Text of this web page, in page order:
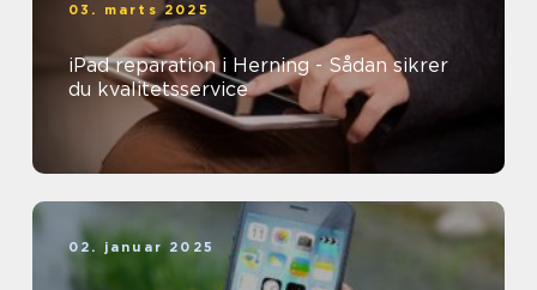
03. marts 2025
iPad reparation i Herning - Sådan sikrer
du kvalitetsservice
02. januar 2025